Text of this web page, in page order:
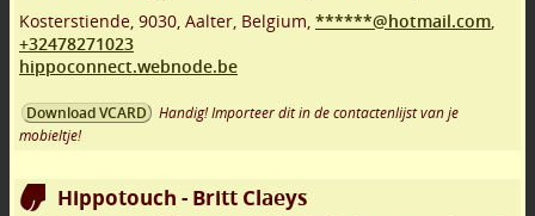
Kosterstiende, 9030, Aalter, Belgium, ******@hotmail.com,
+32478271023
hippoconnect.webnode.be
Download VCARD
Handig! Importeer dit in de contactenlijst van je
mobieltje!
Hippotouch - Britt Claeys